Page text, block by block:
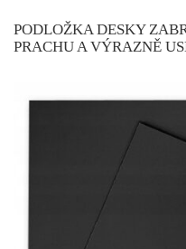
PODLOŽKA DESKY
PRACHU A VÝRAZNĚ